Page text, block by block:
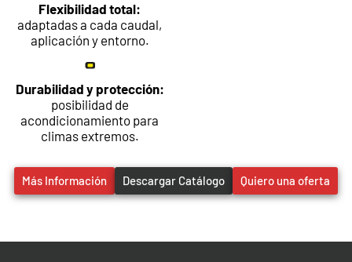
Flexibilidad total:
adaptadas a cada caudal,
aplicación y entorno.
Durabilidad y protección:
posibilidad de
acondicionamiento para
climas extremos.
Más Información Descargar Catálogo Quiero una oferta